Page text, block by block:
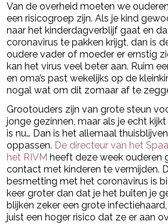
Van de overheid moeten we
een risicogroep zijn. Als je kind
naar het kinderdagverblijf gaat en
coronavirus te pakken krijgt, dan is
oudere vader of moeder er ernstig
kan het virus veel beter aan. Ruim
en oma’s past wekelijks op de
nogal wat om dit zomaar af te
Grootouders zijn van grote steun
jonge gezinnen, maar als je echt
is nu… Dan is het allemaal
oppassen. De directeur van het
het RIVM heeft deze week ouderen
contact met kinderen te vermijden.
besmetting met het coronavirus is
keer groter dan dat je het buiten je
blijken zeker een grote
juist een hoger risico dat ze er aan